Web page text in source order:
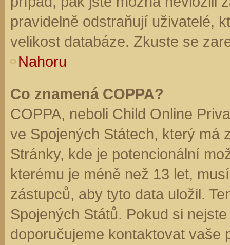
pravidelně odstraňují uživatelé,
velikost databáze. Zkuste se
Nahoru
Co znamená COPPA?
COPPA, neboli Child Online
ve Spojených Státech, který má
Stránky, kde je potencionální
kterému je méně než 13 let,
zástupců, aby tyto data uložil.
Spojených Států. Pokud si
doporučujeme kontaktovat vaše